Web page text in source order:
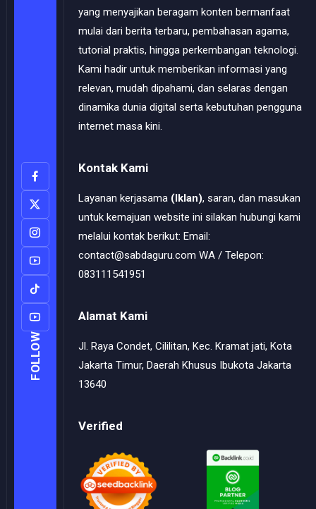
FOLLOW
yang menyajikan beragam konten bermanfaat
mulai dari berita terbaru, pembahasan agama,
tutorial praktis, hingga perkembangan teknologi.
Kami hadir untuk memberikan informasi yang
relevan, mudah dipahami, dan selaras dengan
dinamika dunia digital serta kebutuhan pengguna
internet masa kini.
Kontak Kami
Layanan kerjasama (Iklan), saran, dan masukan
untuk kemajuan website ini silakan hubungi kami
melalui kontak berikut: Email:
contact@sabdaguru.com WA / Telepon:
083111541951
Alamat Kami
Jl. Raya Condet, Cililitan, Kec. Kramat jati, Kota
Jakarta Timur, Daerah Khusus Ibukota Jakarta
13640
Verified